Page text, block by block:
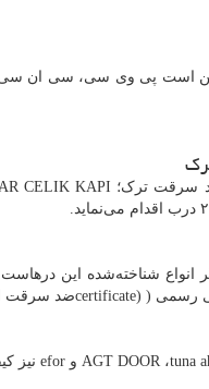
است پی وی سی، سی ان سی
سرقت ترک؛ CELIK KAPI
انواع شناخته‌شده این
رسمی ( certificate)ضد سرقت
tuna،AGT DOOR و efor نیز